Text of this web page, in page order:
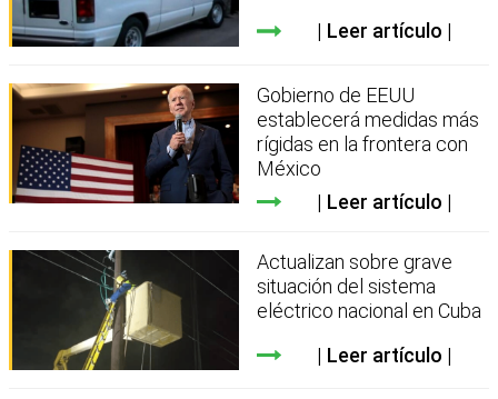
Leer artículo
Gobierno de EEUU
establecerá medidas más
rígidas en la frontera con
México
Leer artículo
Actualizan sobre grave
situación del sistema
eléctrico nacional en Cuba
Leer artículo